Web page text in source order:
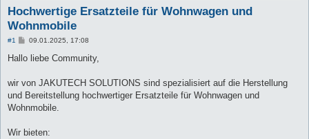
Hochwertige Ersatzteile für Wohnwagen und
Wohnmobile
#1
B
i
a
09.01.2025, 17:08
Hallo liebe Community,
wir von JAKUTECH SOLUTIONS sind spezialisiert auf die Herstellung
und Bereitstellung hochwertiger Ersatzteile für Wohnwagen und
Wohnmobile.
Wir bieten: